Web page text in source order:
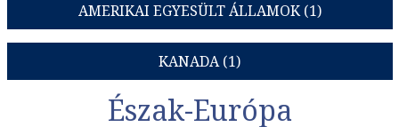
AMERIKAI EGYESÜLT ÁLLAMOK (1)
KANADA (1)
Észak-Európa